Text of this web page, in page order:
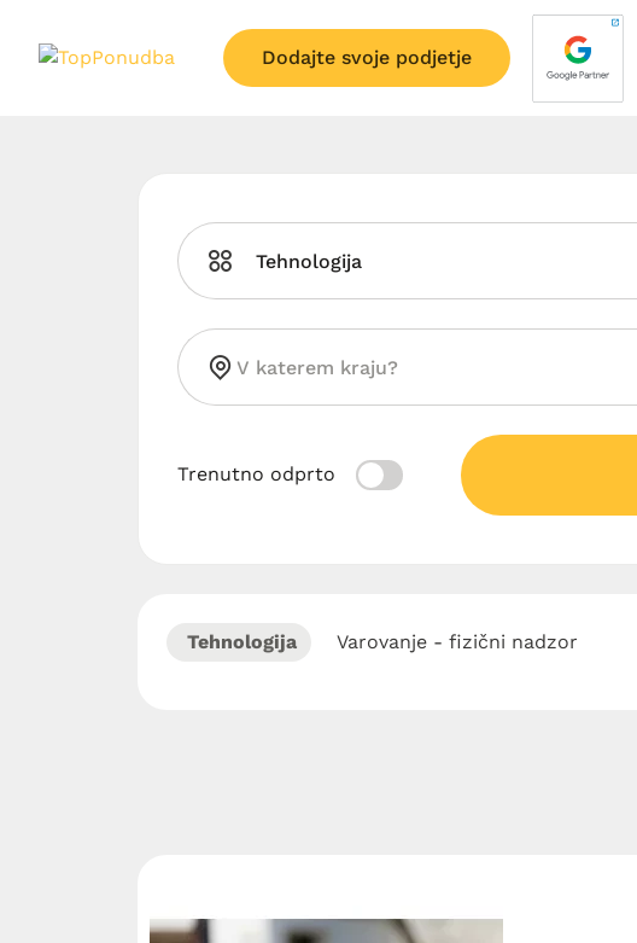
Dodajte svoje podjetje
Tehnologija
Trenutno odprto
Tehnologija Varovanje - fizični nadzor